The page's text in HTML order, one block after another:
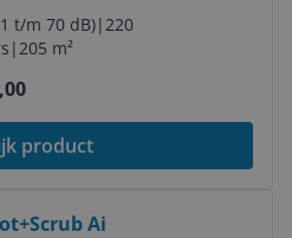
t/m 70 dB)|220
|205 m²
product
Ai